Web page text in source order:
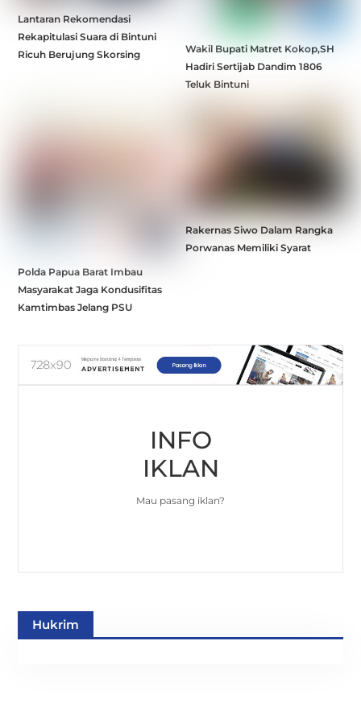
Lantaran Rekomendasi
Rekapitulasi Suara di Bintuni
Ricuh Berujung Skorsing
Wakil Bupati Matret Kokop,SH
Hadiri Sertijab Dandim 1806
Teluk Bintuni
Polda Papua Barat Imbau
Masyarakat Jaga Kondusifitas
Kamtimbas Jelang PSU
Rakernas Siwo Dalam Rangka
Porwanas Memiliki Syarat
INFO
IKLAN
Mau pasang iklan?
Hukrim